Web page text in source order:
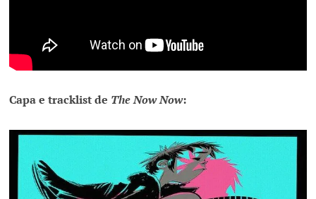
Capa e tracklist de The Now Now: